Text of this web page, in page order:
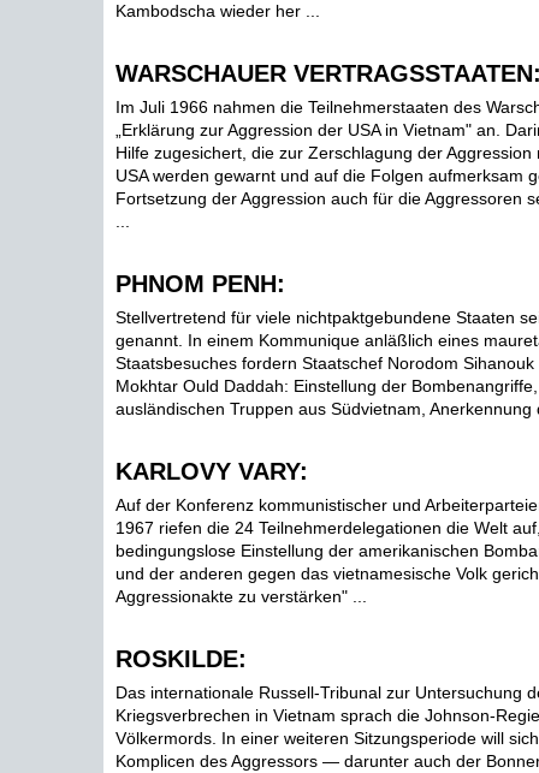
Kambodscha wieder her ...
WARSCHAUER
Im Juli 1966 nahmen die Teilnehmerstaaten des
„Erklärung zur Aggression der USA in Vietnam" an.
Hilfe zugesichert, die zur Zerschlagung der Aggression
USA werden gewarnt und auf die Folgen aufmerksam
Fortsetzung der Aggression auch für die Aggressoren
PHNOM PENH:
Stellvertretend für viele nichtpaktgebundene Staaten
genannt. In einem Kommunique anläßlich eines
Staatsbesuches fordern Staatschef Norodom
Mokhtar Ould Daddah: Einstellung der
ausländischen Truppen aus Südvietnam, Anerkennung
KARLOVY VARY:
Auf der Konferenz kommunistischer und
1967 riefen die 24 Teilnehmerdelegationen die Welt
bedingungslose Einstellung der amerikanischen
und der anderen gegen das vietnamesische Volk
Aggressionakte zu verstärken" ...
ROSKILDE:
Das internationale Russell-Tribunal zur Untersuchung
Kriegsverbrechen in Vietnam sprach die Johnson-
Völkermords. In einer weiteren Sitzungsperiode will
Komplicen des Aggressors — darunter auch der